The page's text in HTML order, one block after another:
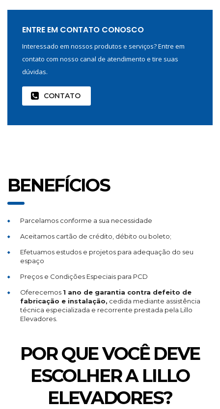
ENTRE EM CONTATO CONOSCO
Interessado em nossos produtos e serviços? Entre em
contato com nosso canal de atendimento e tire suas
dúvidas.
CONTATO
BENEFÍCIOS
Parcelamos conforme a sua necessidade
Aceitamos cartão de crédito, débito ou boleto;
Efetuamos estudos e projetos para adequação do seu
espaço
Preços e Condições Especiais para PCD
Oferecemos 1 ano de garantia contra defeito de
fabricação e instalação, cedida mediante assistência
técnica especializada e recorrente prestada pela Lillo
Elevadores.
POR QUE VOCÊ DEVE
ESCOLHER A LILLO
ELEVADORES?